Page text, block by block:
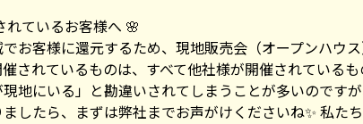
れているお客様へ 🌸
お客様に還元するため、現地販売会（オープンハウ
されているものは、すべて他社様が開催されている
現地にいる」と勘違いされてしまうことが多いのです
したら、まずは弊社までお声がけくださいね✨ 私た